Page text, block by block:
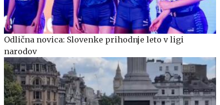
Odlična novica: Slovenke prihodnje leto v ligi
narodov